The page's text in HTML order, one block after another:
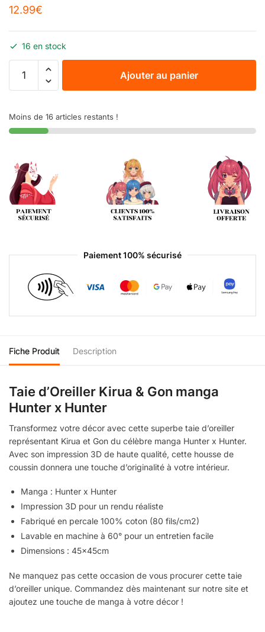
12.99€
16 en stock
Ajouter au panier
Moins de 16 articles restants !
Paiement 100% sécurisé
Fiche Produit Description
Taie d’Oreiller Kirua & Gon manga
Hunter x Hunter
Transformez votre décor avec cette superbe taie d’oreiller
représentant Kirua et Gon du célèbre manga Hunter x Hunter.
Avec son impression 3D de haute qualité, cette housse de
coussin donnera une touche d’originalité à votre intérieur.
Manga : Hunter x Hunter
Impression 3D pour un rendu réaliste
Fabriqué en percale 100% coton (80 fils/cm2)
Lavable en machine à 60° pour un entretien facile
Dimensions : 45x45cm
Ne manquez pas cette occasion de vous procurer cette taie
d’oreiller unique. Commandez dès maintenant sur notre site et
ajoutez une touche de manga à votre décor !